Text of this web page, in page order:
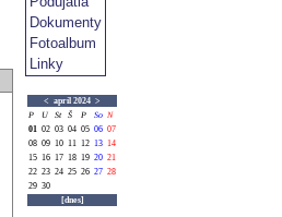
Dokumenty
Fotoalbum
Linky
< apríl 2024 >
P
U St Š P So N
01 02 03 04 05 06 07
08 09 10 11 12 13 14
15 16 17 18 19 20 21
22 23 24 25 26 27 28
29 30
[dnes]